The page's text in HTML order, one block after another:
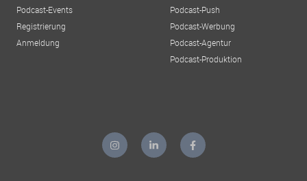
Podcast-Events
Registrierung
Anmeldung
Podcast-Push
Podcast-Werbung
Podcast-Agentur
Podcast-Produktion